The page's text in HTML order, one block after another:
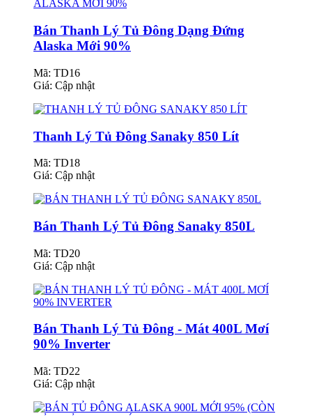
Bán Thanh Lý Tủ Đông Dạng Đứng
Alaska Mới 90%
Mã: TD16
Giá: Cập nhật
Thanh Lý Tủ Đông Sanaky 850 Lít
Mã: TD18
Giá: Cập nhật
Bán Thanh Lý Tủ Đông Sanaky 850L
Mã: TD20
Giá: Cập nhật
Bán Thanh Lý Tủ Đông - Mát 400L Mơí
90% Inverter
Mã: TD22
Giá: Cập nhật